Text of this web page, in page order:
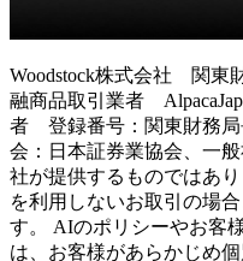
Woodstock株式会社 関東
融商品取引業者
者 登録番号：関東財務
会：日本証券業協会、一
社が提供するものではあ
を利用しないお取引の場
す。 AIのポリシーやお客
は、お客様があらかじめ